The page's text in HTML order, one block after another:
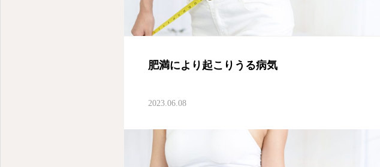
肥満により起こりうる病気
2023.06.08